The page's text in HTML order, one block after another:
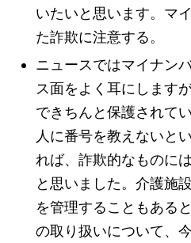
いたいと思います。マ
た詐欺に注意する。
ニュースではマイナン
ス面をよく耳にします
できちんと保護されて
人に番号を教えないと
れば、詐欺的なものに
と思いました。介護施
を管理することもある
の取り扱いについて、